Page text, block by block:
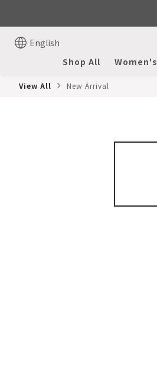
English
Shop All Women's
View All New Arrival